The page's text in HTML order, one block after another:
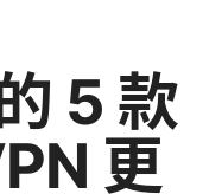
5 款
更